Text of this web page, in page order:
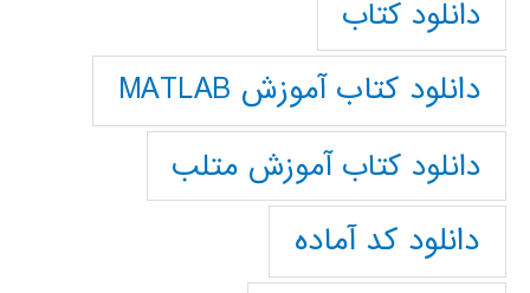
دانلود کتاب
دانلود کتاب آموزش MATLAB
دانلود کتاب آموزش متلب
دانلود کد آماده